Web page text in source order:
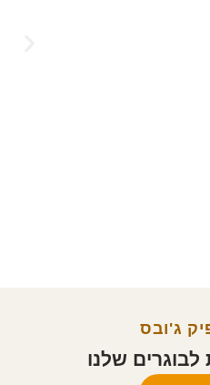
ג'ובס
לבוגרים שלנו